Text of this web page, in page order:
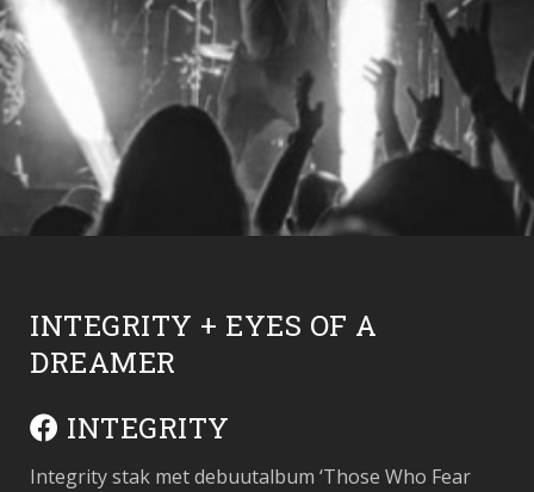
INTEGRITY + EYES OF A
DREAMER
INTEGRITY
Integrity stak met debuutalbum ‘Those Who Fear